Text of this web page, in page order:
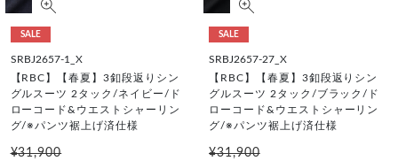
SALE
SRBJ2657-1_X
【RBC】【春夏】3釦段返りシン
グルスーツ 2タック/ネイビー/ド
ローコード&ウエストシャーリン
グ/※パンツ裾上げ済仕様
¥31,900
SALE
SRBJ2657-27_X
【RBC】【春夏】3釦段返りシン
グルスーツ 2タック/ブラック/ド
ローコード&ウエストシャーリン
グ/※パンツ裾上げ済仕様
¥31,900